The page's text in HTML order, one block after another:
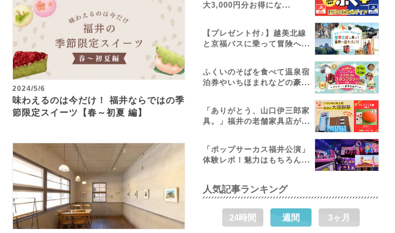
2024/5/6
味わえるのは今だけ！ 福井ならではの季
節限定スイーツ【春～初夏 編】
大3,000円分お得にな...
【プレゼント付♪】越美北線
と京福バスに乗って冒険へ...
ふくいのそばを食べて温泉宿
泊券やいちほまれなどの豪...
「ありがとう、山口伊三郎家
具。」福井の老舗家具店が...
「ポップサーカス福井公演」
体験レポ！魅力はもちろん...
人気記事ランキング
24時間 週間 3ヶ月